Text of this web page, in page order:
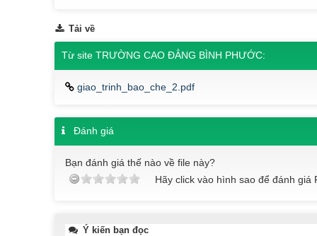
Tải về
Từ site TRƯỜNG CAO ĐẲNG BÌNH PHƯỚC:
giao_trinh_bao_che_2.pdf
Đánh giá
Bạn đánh giá thế nào về file này?
Hãy click vào hình sao để đánh giá
Ý kiến bạn đọc